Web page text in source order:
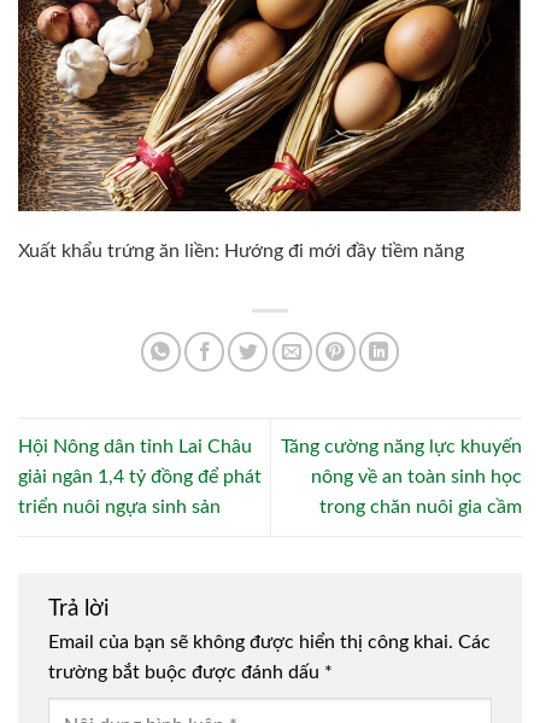
Xuất khẩu trứng ăn liền: Hướng đi mới đầy tiềm năng
Hội Nông dân tỉnh Lai Châu
giải ngân 1,4 tỷ đồng để phát
triển nuôi ngựa sinh sản
Tăng cường năng lực khuyến
nông về an toàn sinh học
trong chăn nuôi gia cầm
Trả lời
Email của bạn sẽ không được hiển thị công khai. Các
trường bắt buộc được đánh dấu *